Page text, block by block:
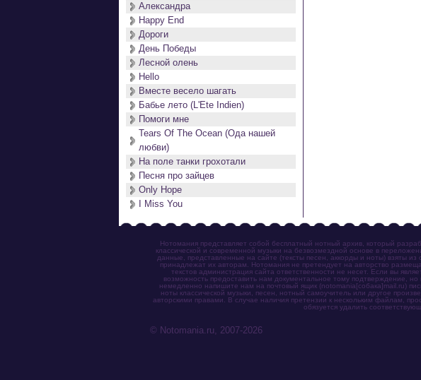
Александра
Happy End
Дороги
День Победы
Лесной олень
Hello
Вместе весело шагать
Бабье лето (L'Ete Indien)
Помоги мне
Tears Of The Ocean (Ода нашей
любви)
На поле танки грохотали
Песня про зайцев
Only Hope
I Miss You
Нотомания представляет собой бесплатный нотный архив, который
классической и современной музыки на безвозмездной основе в
данные, представленные на сайте (тексты песен, аккорды и ноты) взяты
принадлежат их авторам. Нотомания не претендует на авторство
текстов администрация сайта ответственности не несет. Если вы
возможность предоставить нам документальное тому подтверждение,
немедленно напишите нам на почтовый ящик (notomania[собака]mail.ru)
ноты классической музыки, песен, нотный самоучитель или другое
авторскими правами. В случае наличия претензии к нескольким файлам,
обязуется удалить
© Notomania.ru, 2007-2026